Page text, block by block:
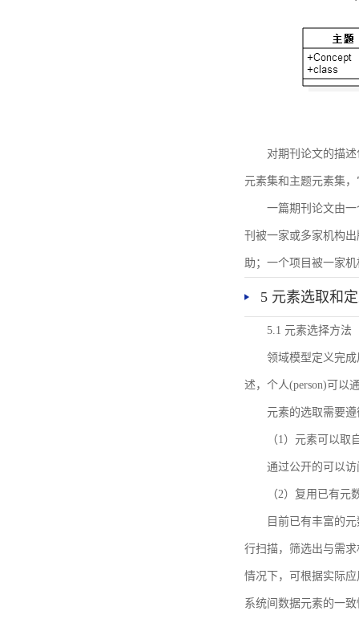
对期刊论文的描
元素集和主题元素集
一篇期刊论文由
刊被一家或多家机构
助；一个项目被一家
5 元素选取和
5.1 元素选择方法
领域模型定义完
述，个人(person)可以
元素的选取需要
（1）元素可以取
通过公开的可以
（2）复用已有元
目前已有丰富的
行扫描，筛选出与需
情况下，可根据实际
系统间数据元素的一致